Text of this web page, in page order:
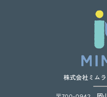
株式会社ミム